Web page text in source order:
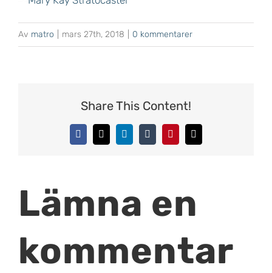
Av matro mars 27th, 2018 0 kommentarer
Share This Content!
Facebook
X LinkedInTumblrPinterest
E-
post
Lämna en
kommentar